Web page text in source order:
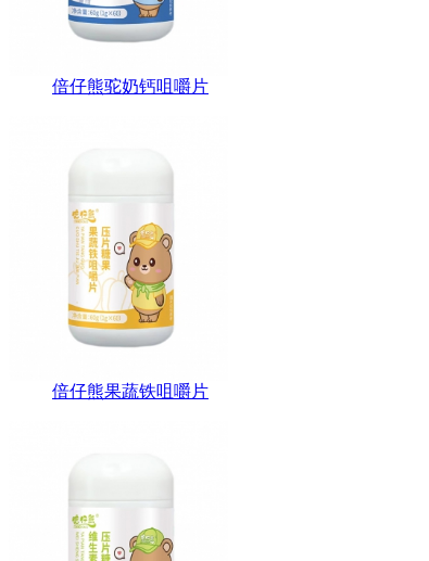
倍仔熊驼奶钙咀嚼片
倍仔熊果蔬铁咀嚼片